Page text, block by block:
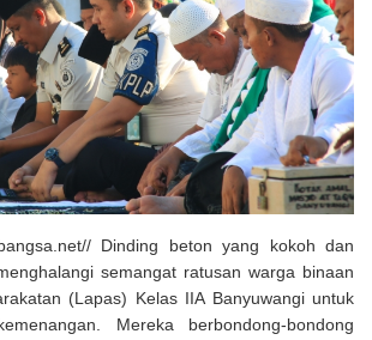
JKN
Dinding beton yang kokoh dan
semangat ratusan warga binaan
(Lapas) Kelas IIA Banyuwangi untuk
Mereka berbondong-bondong